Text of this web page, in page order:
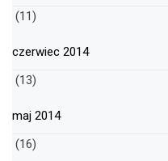
(11)
czerwiec 2014
(13)
maj 2014
(16)